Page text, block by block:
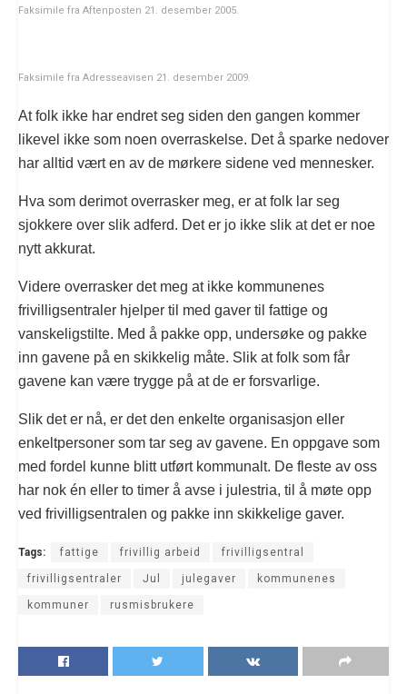
Faksimile fra Aftenposten 21. desember 2005.
Faksimile fra Adresseavisen 21. desember 2009.
At folk ikke har endret seg siden den gangen kommer
likevel ikke som noen overraskelse. Det å sparke nedover
har alltid vært en av de mørkere sidene ved mennesker.
Hva som derimot overrasker meg, er at folk lar seg
sjokkere over slik adferd. Det er jo ikke slik at det er noe
nytt akkurat.
Videre overrasker det meg at ikke kommunenes
frivilligsentraler hjelper til med gaver til fattige og
vanskeligstilte. Med å pakke opp, undersøke og pakke
inn gavene på en skikkelig måte. Slik at folk som får
gavene kan være trygge på at de er forsvarlige.
Slik det er nå, er det den enkelte organisasjon eller
enkeltpersoner som tar seg av gavene. En oppgave som
med fordel kunne blitt utført kommunalt. De fleste av oss
har nok én eller to timer å avse i julestria, til å møte opp
ved frivilligsentralen og pakke inn skikkelige gaver.
Tags: fattige frivillig arbeid frivilligsentral
frivilligsentraler Jul julegaver kommunenes
kommuner rusmisbrukere